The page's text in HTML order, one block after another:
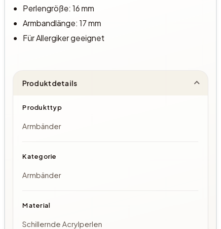
Perlengröße: 16 mm
Armbandlänge: 17 mm
Für Allergiker geeignet
Produktdetails
Produkttyp
Armbänder
Kategorie
Armbänder
Material
Schillernde Acrylperlen